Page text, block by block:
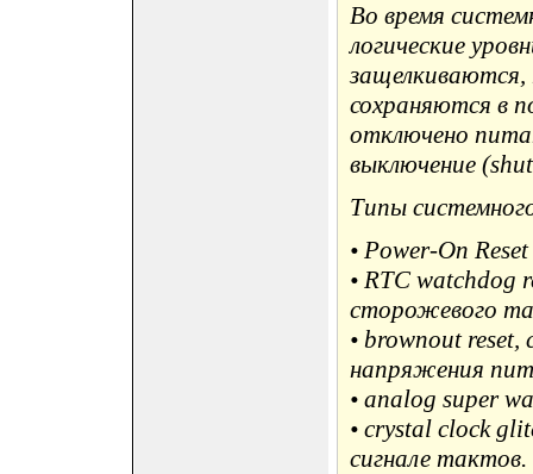
Во время
логические
сохраняются в
отключено
выключение
Типы
• Power-On
• RTC watchdog
сторожевого
• brownout reset,
напряжения
• analog super
• crystal clock
сигнале тактов.